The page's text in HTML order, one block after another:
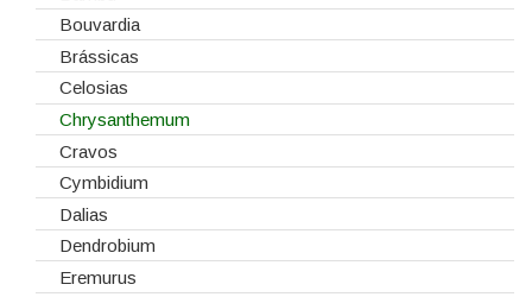
Fitas
Gaiolas
Lanternas
Madeiras
Spray
Tabuleiros/Bases
Telas/Tecidos
Vidros
Bouvardia
Brássicas
Celosias
Chrysanthemum
Cravos
Cymbidium
Dalias
Dendrobium
Eremurus